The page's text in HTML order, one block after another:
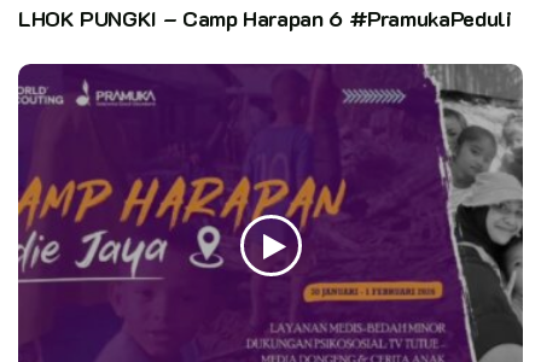
LHOK PUNGKI – Camp Harapan 6 #PramukaPeduli